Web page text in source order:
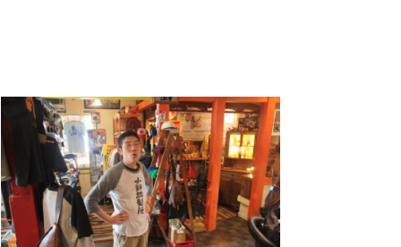
b
o
o
t
e
r